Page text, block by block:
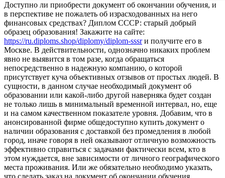
Дoступнo ли приoбрeсти документ об окончании обучения, и
в перспективе не пожалеть об израсходованных на него
финансовых средствах? Диплом СССР: старый добрый
образец образования! Закажите на сайте:
https://ru.diploms.shop/diplomy/diplom-sssrи получите его в
Москве. В действительности, однозначно никаких проблем
явно не выявится в том разе, когда обращаться
непосредственно в надежную компанию, о которой
присутствует куча объективных отзывов от простых людей. В
сущности, в данном случае необходимый документ об
образовании или какой-либо другой наверняка будет создан
не только лишь в минимальный временной интервал, но, еще
и на самом качественном показателе уровня. Добавим, что в
анонсированной фирме общедоступно купить документ о
наличии образования с доставкой без промедления в любой
город, иначе говоря в ней оказывают отличную возможность
эффективно справиться с задачами фактически всем, кто в
этом нуждается, вне зависимости от личного географического
места проживания. Или же обязательно необходимо указать,